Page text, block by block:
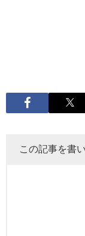
この記事を書